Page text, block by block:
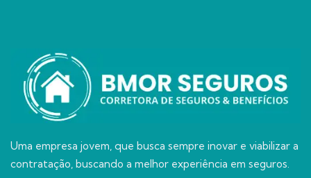
Uma empresa jovem, que busca sempre inovar e viabilizar a
contratação, buscando a melhor experiência em seguros.